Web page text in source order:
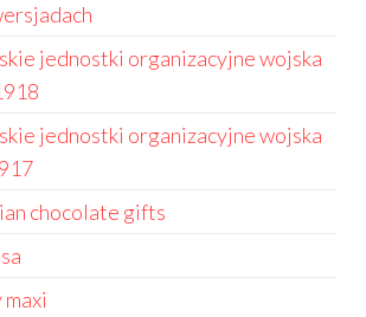
jednostki organizacyjne wojska
jednostki organizacyjne wojska
chocolate gifts